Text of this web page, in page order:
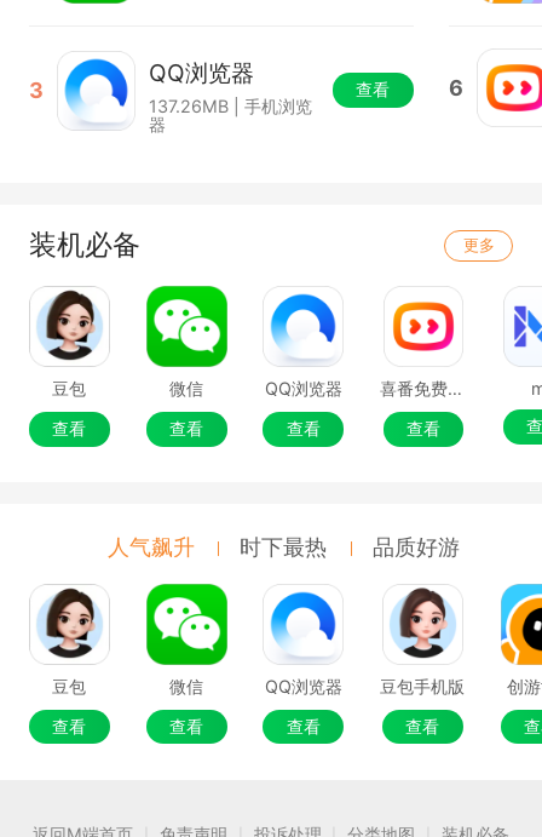
3
QQ浏览器
137.26MB | 手机浏览
器
查看 6
装机必备 更多
豆包
查看
微信
查看
QQ浏览器
查看
喜番免费短剧
查看
人气飙升 时下最热 品质好游
豆包
查看
微信
查看
QQ浏览器
查看
豆包手机版
查看
创